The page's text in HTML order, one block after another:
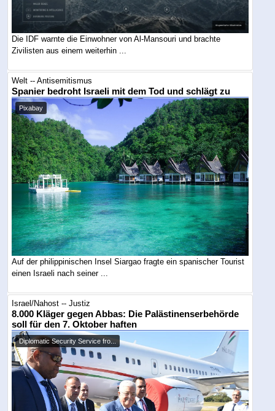
Die IDF warnte die Einwohner von Al-Mansouri und brachte
Zivilisten aus einem weiterhin ...
Welt -- Antisemitismus
Spanier bedroht Israeli mit dem Tod und schlägt zu
Pixabay
Auf der philippinischen Insel Siargao fragte ein spanischer Tourist
einen Israeli nach seiner ...
Israel/Nahost -- Justiz
8.000 Kläger gegen Abbas: Die Palästinenserbehörde
soll für den 7. Oktober haften
Diplomatic Security Service fro...